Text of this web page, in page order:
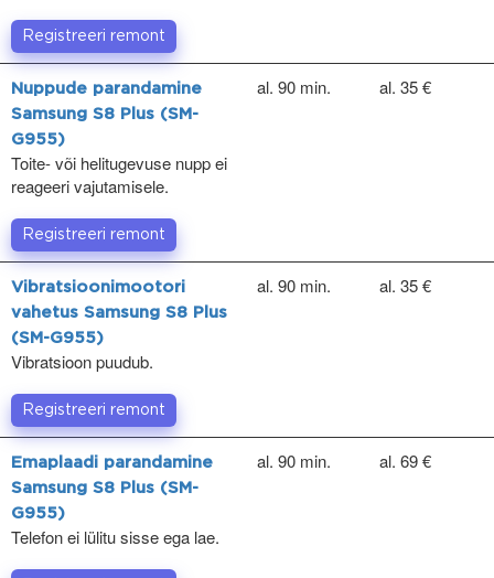
Registreeri remont
Nuppude parandamine
Samsung S8 Plus (SM-
G955)
Toite- või helitugevuse nupp ei
reageeri vajutamisele.
al. 90 min. al. 35 €
Registreeri remont
Vibratsioonimootori
vahetus Samsung S8 Plus
(SM-G955)
Vibratsioon puudub.
al. 90 min. al. 35 €
Registreeri remont
Emaplaadi parandamine
Samsung S8 Plus (SM-
G955)
Telefon ei lülitu sisse ega lae.
al. 90 min. al. 69 €